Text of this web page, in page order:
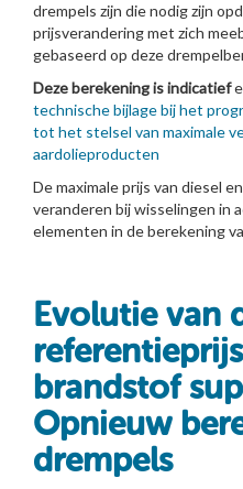
drempels zijn die nodig zijn
prijsverandering met zich
gebaseerd op deze
Deze berekening is indicatief
technische bijlage bij het
tot het stelsel van maximale
aardolieproducten
De maximale prijs van diesel
veranderen bij wisselingen in
elementen in de berekening
Evolutie van
brandstof
Opnieuw
drempels